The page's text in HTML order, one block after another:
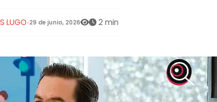
LUGO•29 de junio, 2026 2 min